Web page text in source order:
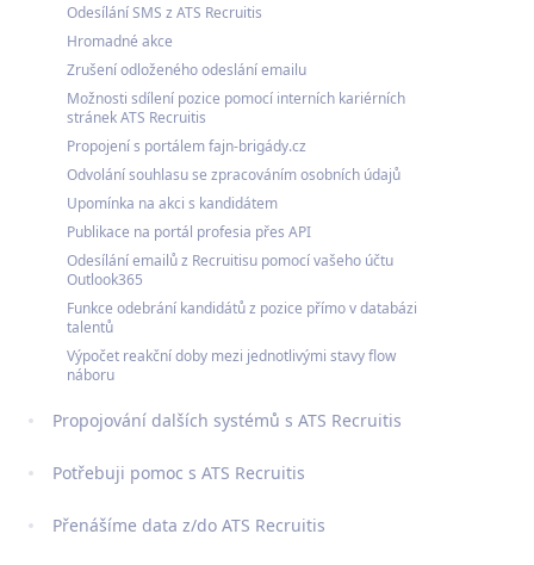
Odesílání SMS z ATS Recruitis
Hromadné akce
Zrušení odloženého odeslání emailu
Možnosti sdílení pozice pomocí interních kariérních
stránek ATS Recruitis
Propojení s portálem fajn-brigády.cz
Odvolání souhlasu se zpracováním osobních údajů
Upomínka na akci s kandidátem
Publikace na portál profesia přes API
Odesílání emailů z Recruitisu pomocí vašeho účtu
Outlook365
Funkce odebrání kandidátů z pozice přímo v databázi
talentů
Výpočet reakční doby mezi jednotlivými stavy flow
náboru
Propojování dalších systémů s ATS Recruitis
Potřebuji pomoc s ATS Recruitis
Přenášíme data z/do ATS Recruitis